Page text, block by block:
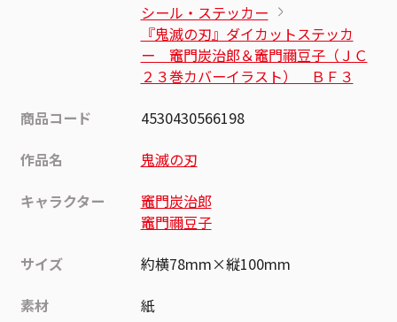
シール・ステッカー
『鬼滅の刃』ダイカットステッカ
ー 竈門炭治郎＆竈門禰豆子（ＪＣ
２３巻カバーイラスト） ＢＦ３
商品コード
4530430566198
作品名
鬼滅の刃
キャラクター
竈門炭治郎
竈門禰豆子
サイズ
約横78mm×縦100mm
素材
紙